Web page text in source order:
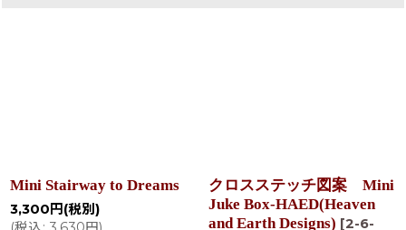
Mini Stairway to Dreams
3,300 円 (税別)
クロスステッチ図案 Mini
Juke Box-HAED(Heaven
and Earth Designs) [2-6-